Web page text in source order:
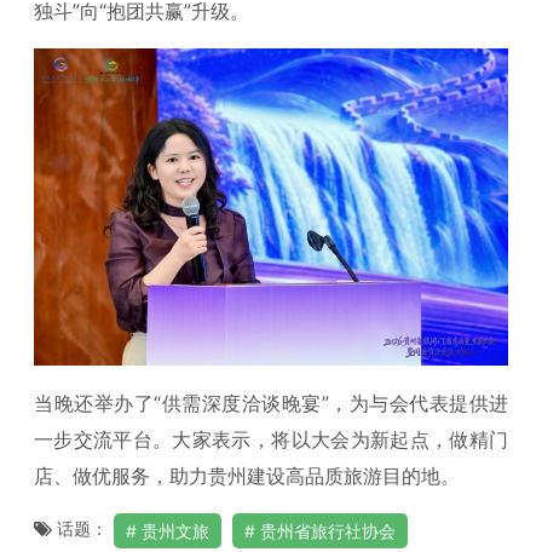
独斗”向“抱团共赢”升级。
当晚还举办了“供需深度洽谈晚宴”，为与会代表提供进
一步交流平台。大家表示，将以大会为新起点，做精门
店、做优服务，助力贵州建设高品质旅游目的地。
话题： 贵州文旅 贵州省旅行社协会